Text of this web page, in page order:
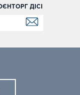
ДІСІ